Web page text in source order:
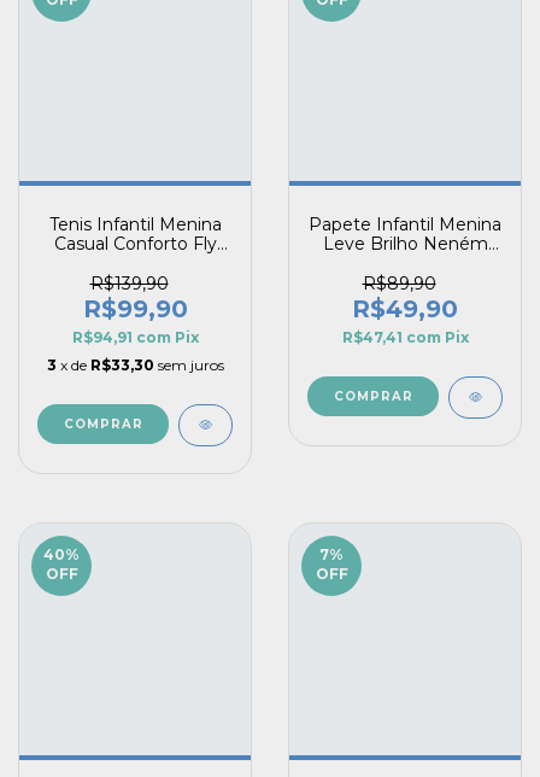
Tenis Infantil Menina
Casual Conforto Fly
R$139,90
R$99,90
R$94,91 com Pix
3 x de R$33,30 sem juros
COMPRAR
Papete Infantil Menina
Leve Brilho Neném
Fechamento Prático
R$89,90
R$49,90
R$47,41 com Pix
COMPRAR
40%
OFF
7%
OFF